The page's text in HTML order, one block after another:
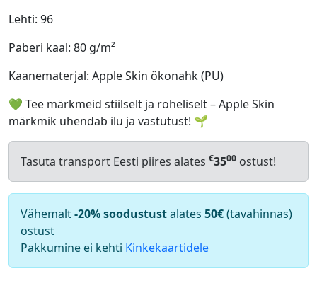
Lehti: 96
Paberi kaal: 80 g/m²
Kaanematerjal: Apple Skin ökonahk (PU)
💚 Tee märkmeid stiilselt ja roheliselt – Apple Skin
märkmik ühendab ilu ja vastutust! 🌱
Tasuta transport Eesti piires alates €3500 ostust!
Vähemalt-20% soodustustalates 50€(tavahinnas)
ostust
Pakkumine ei kehti Kinkekaartidele